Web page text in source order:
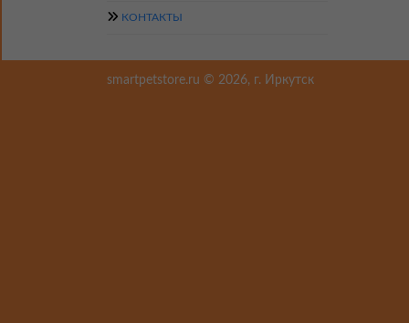
КОНТАКТЫ
smartpetstore.ru © 2026, г. Иркутск